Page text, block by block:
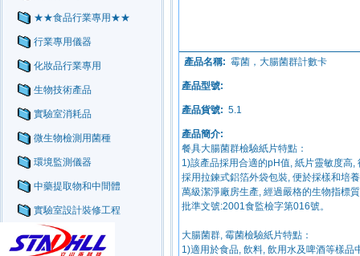
★★食品行業專用★★
行業專用儀器
化妝品行業專用
生物技術產品
實驗室消耗品
微生物檢測用菌種
環境監測儀器
中藥提取物和中間體
實驗室設計裝修工程
產品名稱: 霉菌，大腸菌群計數卡
產品型號:
產品貨號: 5.1
產品簡介:
餐具大
1)該產品採用合
採用拉鍊式鋁箔
萬級潔淨廠
批準文
大腸菌
1)適用於食品,